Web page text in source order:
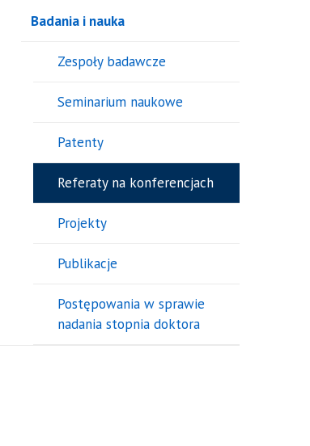
Badania i nauka
Zespoły badawcze
Seminarium naukowe
Patenty
Referaty na konferencjach
Projekty
Publikacje
Postępowania w sprawie
nadania stopnia doktora